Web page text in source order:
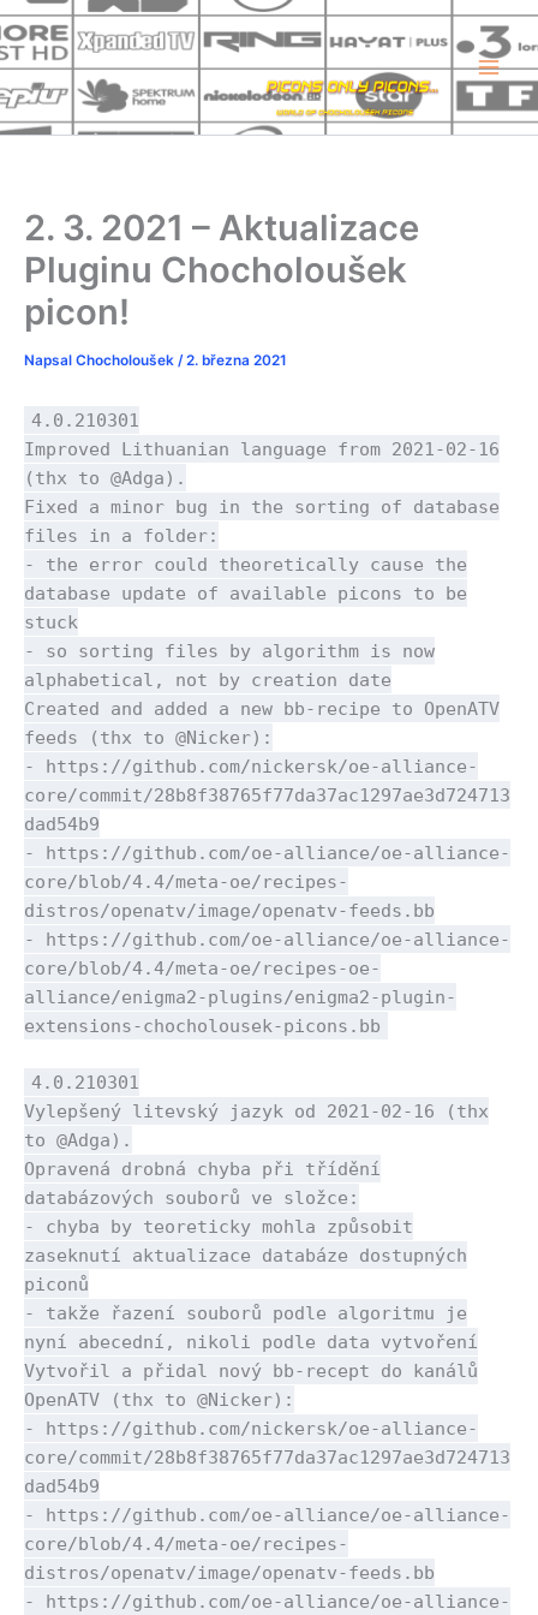
Přeskočit
na
obsah
2. 3. 2021 – Aktualizace
Pluginu Chocholoušek
picon!
Napsal Chocholoušek /2. března 2021
4.0.210301
Improved Lithuanian language from 2021-02-16
(thx to @Adga).
Fixed a minor bug in the sorting of database
files in a folder:
- the error could theoretically cause the
database update of available picons to be
stuck
- so sorting files by algorithm is now
alphabetical, not by creation date
Created and added a new bb-recipe to OpenATV
feeds (thx to @Nicker):
- https://github.com/nickersk/oe-alliance-
core/commit/28b8f38765f77da37ac1297ae3d724713
dad54b9
- https://github.com/oe-alliance/oe-alliance-
core/blob/4.4/meta-oe/recipes-
distros/openatv/image/openatv-feeds.bb
- https://github.com/oe-alliance/oe-alliance-
core/blob/4.4/meta-oe/recipes-oe-
alliance/enigma2-plugins/enigma2-plugin-
extensions-chocholousek-picons.bb
4.0.210301
Vylepšený litevský jazyk od 2021-02-16 (thx
to @Adga).
Opravená drobná chyba při třídění
databázových souborů ve složce:
- chyba by teoreticky mohla způsobit
zaseknutí aktualizace databáze dostupných
piconů
- takže řazení souborů podle algoritmu je
nyní abecední, nikoli podle data vytvoření
Vytvořil a přidal nový bb-recept do kanálů
OpenATV (thx to @Nicker):
- https://github.com/nickersk/oe-alliance-
core/commit/28b8f38765f77da37ac1297ae3d724713
dad54b9
- https://github.com/oe-alliance/oe-alliance-
core/blob/4.4/meta-oe/recipes-
distros/openatv/image/openatv-feeds.bb
- https://github.com/oe-alliance/oe-alliance-